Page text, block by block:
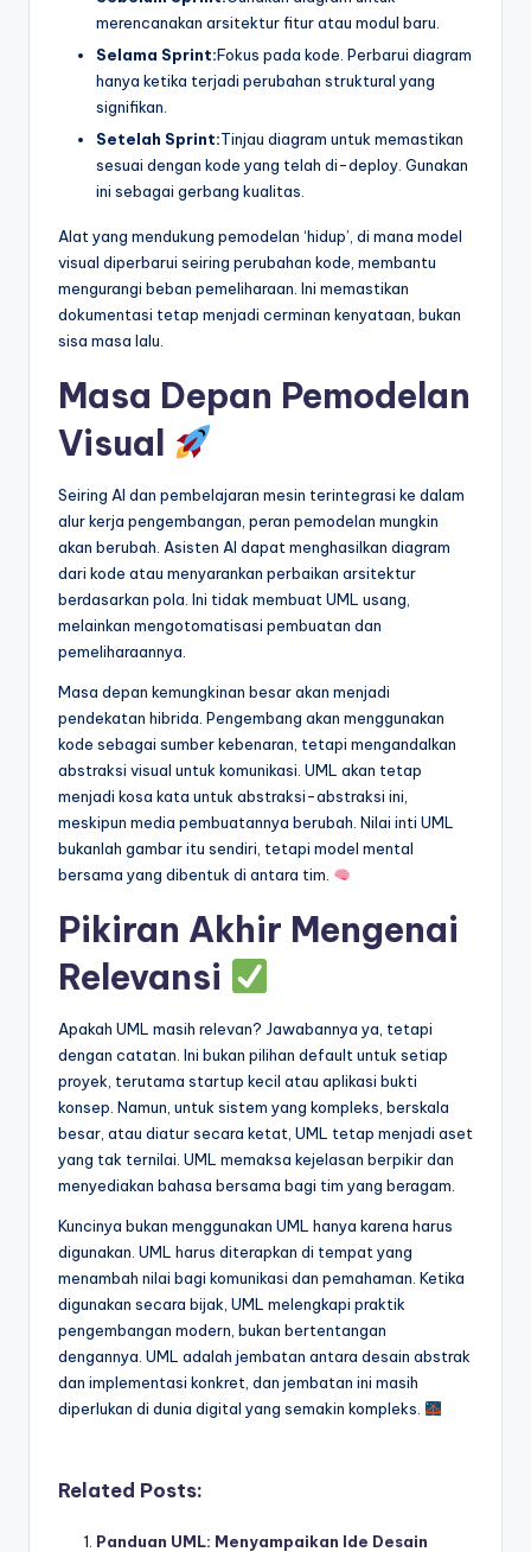
merencanakan arsitektur fitur atau modul baru.
Selama Sprint:Fokus pada kode. Perbarui diagram
hanya ketika terjadi perubahan struktural yang
signifikan.
Setelah Sprint:Tinjau diagram untuk memastikan
sesuai dengan kode yang telah di-deploy. Gunakan
ini sebagai gerbang kualitas.
Alat yang mendukung pemodelan ‘hidup’, di mana model
visual diperbarui seiring perubahan kode, membantu
mengurangi beban pemeliharaan. Ini memastikan
dokumentasi tetap menjadi cerminan kenyataan, bukan
sisa masa lalu.
Masa Depan Pemodelan
Visual
Seiring AI dan pembelajaran mesin terintegrasi ke dalam
alur kerja pengembangan, peran pemodelan mungkin
akan berubah. Asisten AI dapat menghasilkan diagram
dari kode atau menyarankan perbaikan arsitektur
berdasarkan pola. Ini tidak membuat UML usang,
melainkan mengotomatisasi pembuatan dan
pemeliharaannya.
Masa depan kemungkinan besar akan menjadi
pendekatan hibrida. Pengembang akan menggunakan
kode sebagai sumber kebenaran, tetapi mengandalkan
abstraksi visual untuk komunikasi. UML akan tetap
menjadi kosa kata untuk abstraksi-abstraksi ini,
meskipun media pembuatannya berubah. Nilai inti UML
bukanlah gambar itu sendiri, tetapi model mental
bersama yang dibentuk di antara tim.
Pikiran Akhir Mengenai
Relevansi
Apakah UML masih relevan? Jawabannya ya, tetapi
dengan catatan. Ini bukan pilihan default untuk setiap
proyek, terutama startup kecil atau aplikasi bukti
konsep. Namun, untuk sistem yang kompleks, berskala
besar, atau diatur secara ketat, UML tetap menjadi aset
yang tak ternilai. UML memaksa kejelasan berpikir dan
menyediakan bahasa bersama bagi tim yang beragam.
Kuncinya bukan menggunakan UML hanya karena harus
digunakan. UML harus diterapkan di tempat yang
menambah nilai bagi komunikasi dan pemahaman. Ketika
digunakan secara bijak, UML melengkapi praktik
pengembangan modern, bukan bertentangan
dengannya. UML adalah jembatan antara desain abstrak
dan implementasi konkret, dan jembatan ini masih
diperlukan di dunia digital yang semakin kompleks.
Related Posts:
Panduan UML: Menyampaikan Ide Desain